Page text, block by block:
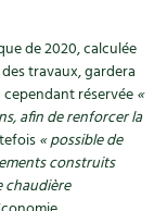
de 2020, calculée
travaux, gardera
cependant réservée«
afin de renforcer la
« possible de
construits
chaudière